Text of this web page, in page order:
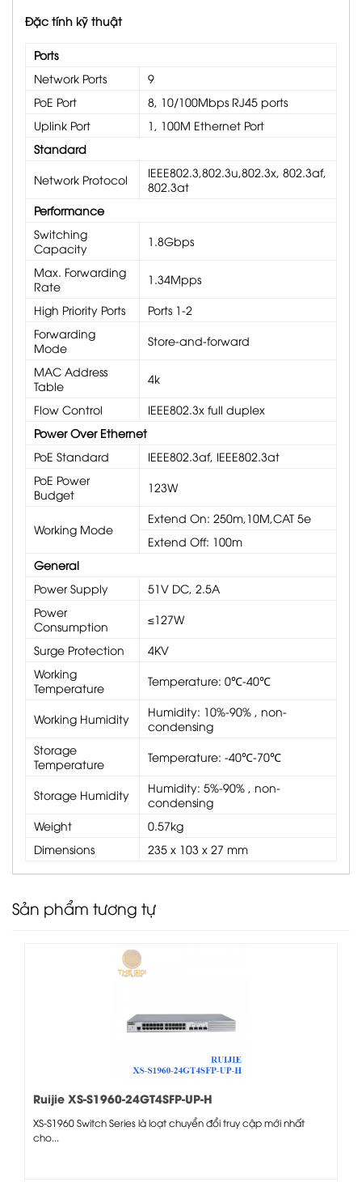
Đặc tính kỹ thuật
Ports
Network Ports
9
PoE Port
8, 10/100Mbps RJ45 ports
Uplink Port
1, 100M Ethernet Port
Standard
Network Protocol
IEEE802.3,802.3u,802.3x, 802.3af,
802.3at
Performance
Switching
Capacity
1.8Gbps
Max. Forwarding
Rate
1.34Mpps
High Priority Ports
Ports 1-2
Forwarding
Mode
Store-and-forward
MAC Address
Table
4k
Flow Control
IEEE802.3x full duplex
Power Over Ethernet
PoE Standard
IEEE802.3af, IEEE802.3at
PoE Power
Budget
123W
Working Mode
Extend On: 250m,10M,CAT 5e
Extend Off: 100m
General
Power Supply
51V DC, 2.5A
Power
Consumption
≤127W
Surge Protection
4KV
Working
Temperature
Temperature: 0℃-40℃
Working Humidity
Humidity: 10%-90% , non-
condensing
Storage
Temperature
Temperature: -40℃-70℃
Storage Humidity
Humidity: 5%-90% , non-
condensing
Weight
0.57kg
Dimensions
235 x 103 x 27 mm
Sản phẩm tương tự
Ruijie XS-S1960-24GT4SFP-UP-H
XS-S1960 Switch Series là loạt chuyển đổi truy cập mới nhất
cho...